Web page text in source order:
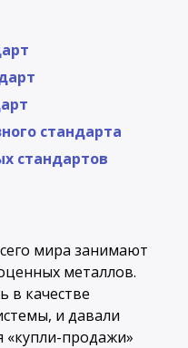
стандарта
стандартов
мира занимают
металлов.
в качестве
и давали
продажи»